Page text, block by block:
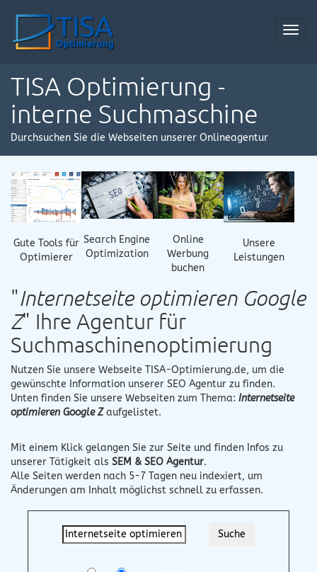
TISA Optimierung -
interne Suchmaschine
Durchsuchen Sie die Webseiten unserer Onlineagentur
Gute Tools für
Optimierer
Search Engine
Optimization
Online
Werbung
buchen
Unsere
Leistungen
"Internetseite optimieren Google
Z" Ihre Agentur für
Suchmaschinenoptimierung
Nutzen Sie unsere Webseite TISA-Optimierung.de, um die
gewünschte Information unserer SEO Agentur zu finden.
Unten finden Sie unsere Webseiten zum Thema: Internetseite
optimieren Google Zaufgelistet.
Mit einem Klick gelangen Sie zur Seite und finden Infos zu
unserer Tätigkeit als SEM & SEO Agentur.
Alle Seiten werden nach 5-7 Tagen neu indexiert, um
Änderungen am Inhalt möglichst schnell zu erfassen.